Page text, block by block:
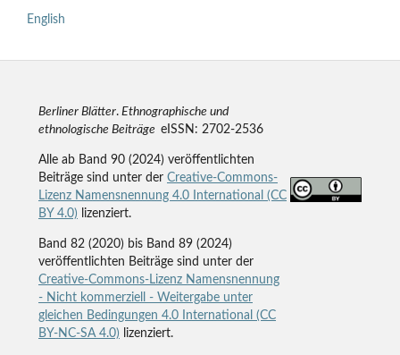
English
Berliner Blätter.Ethnographische und
ethnologische Beiträge eISSN: 2702-2536
Alle ab Band 90 (2024) veröffentlichten
Beiträge sind unter der Creative-Commons-
Lizenz Namensnennung 4.0 International (CC
BY 4.0) lizenziert.
Band 82 (2020) bis Band 89 (2024)
veröffentlichten Beiträge sind unter der
Creative-Commons-Lizenz Namensnennung
- Nicht kommerziell - Weitergabe unter
gleichen Bedingungen 4.0 International (CC
BY-NC-SA 4.0) lizenziert.